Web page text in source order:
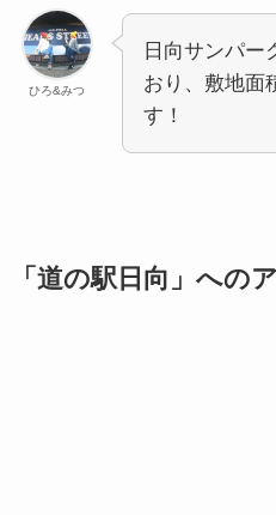
ひろ&みつ
日向サンパー
おり、敷地面
す！
「道の駅日向」への